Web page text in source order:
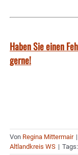
Haben Sie einen
gerne!
Von Regina Mittermair |
Altlandkreis WS | Tags: